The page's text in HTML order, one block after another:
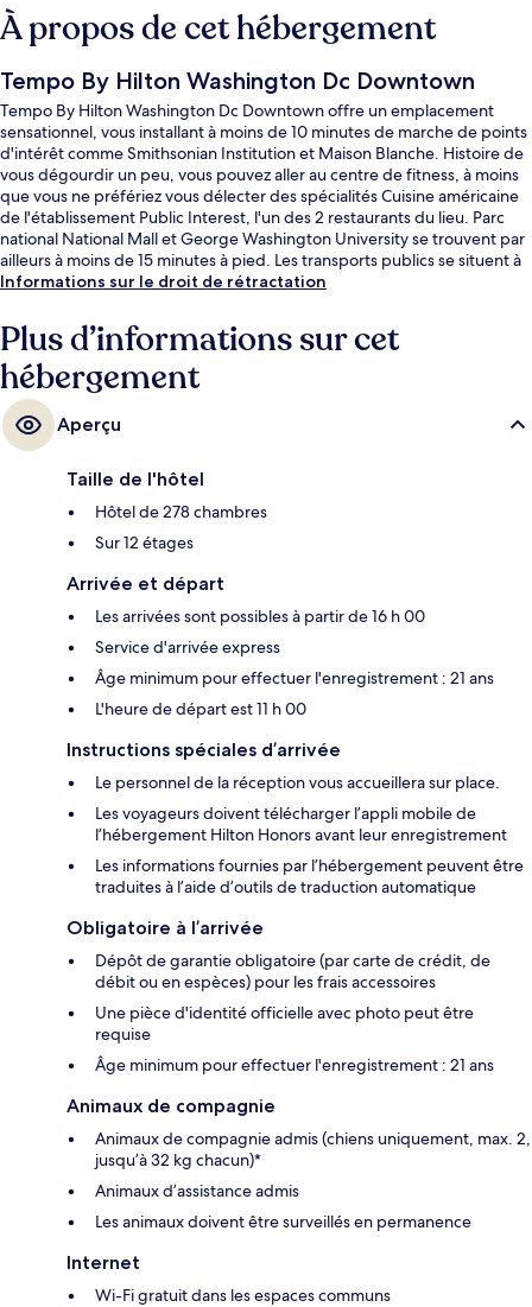
À propos de cet hébergement
Tempo By Hilton Washington Dc Downtown
Tempo By Hilton Washington Dc Downtown offre un emplacement
sensationnel, vous installant à moins de 10 minutes de marche de points
d'intérêt comme Smithsonian Institution et Maison Blanche. Histoire de
vous dégourdir un peu, vous pouvez aller au centre de fitness, à moins
que vous ne préfériez vous délecter des spécialités Cuisine américaine
de l'établissement Public Interest, l'un des 2 restaurants du lieu. Parc
national National Mall et George Washington University se trouvent par
ailleurs à moins de 15 minutes à pied. Les transports publics se situent à
une courte distance à pied : Station de métro Farragut West est à 4 min
Informations sur le droit de rétractation
Plus d’informations sur cet
hébergement
Aperçu
Taille de l'hôtel
Hôtel de 278 chambres
Sur 12 étages
Arrivée et départ
Les arrivées sont possibles à partir de 16 h 00
Service d'arrivée express
Âge minimum pour effectuer l'enregistrement : 21 ans
L'heure de départ est 11 h 00
Instructions spéciales d’arrivée
Le personnel de la réception vous accueillera sur place.
Les voyageurs doivent télécharger l’appli mobile de
l’hébergement Hilton Honors avant leur enregistrement
Les informations fournies par l’hébergement peuvent être
traduites à l’aide d’outils de traduction automatique
Obligatoire à l’arrivée
Dépôt de garantie obligatoire (par carte de crédit, de
débit ou en espèces) pour les frais accessoires
Une pièce d'identité officielle avec photo peut être
requise
Âge minimum pour effectuer l'enregistrement : 21 ans
Animaux de compagnie
Animaux de compagnie admis (chiens uniquement, max. 2,
jusqu’à 32 kg chacun)*
Animaux d’assistance admis
Les animaux doivent être surveillés en permanence
Internet
Wi-Fi gratuit dans les espaces communs